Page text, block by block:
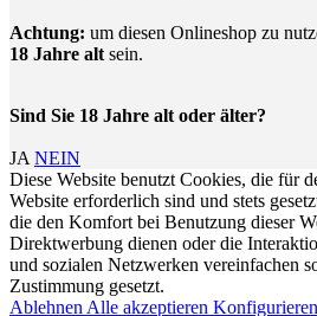
Achtung: um diesen Onlineshop zu
18 Jahre alt sein.
Sind Sie 18 Jahre alt oder älter?
JA NEIN
Diese Website benutzt Cookies, die für
Website erforderlich sind und stets
die den Komfort bei Benutzung dieser
Direktwerbung dienen oder die
und sozialen Netzwerken vereinfachen
Zustimmung gesetzt.
Ablehnen Alle akzeptieren Konfigurieren